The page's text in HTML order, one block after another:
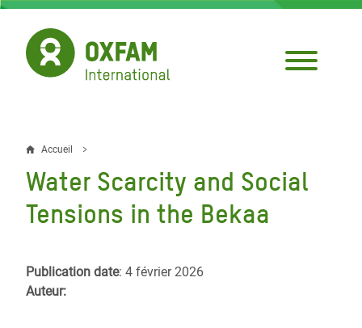
Aller
contenu
principal
Fil
d'Ariane
Accueil
Water Scarcity and Social
Tensions in the Bekaa
Publication date: 4 février 2026
Auteur: